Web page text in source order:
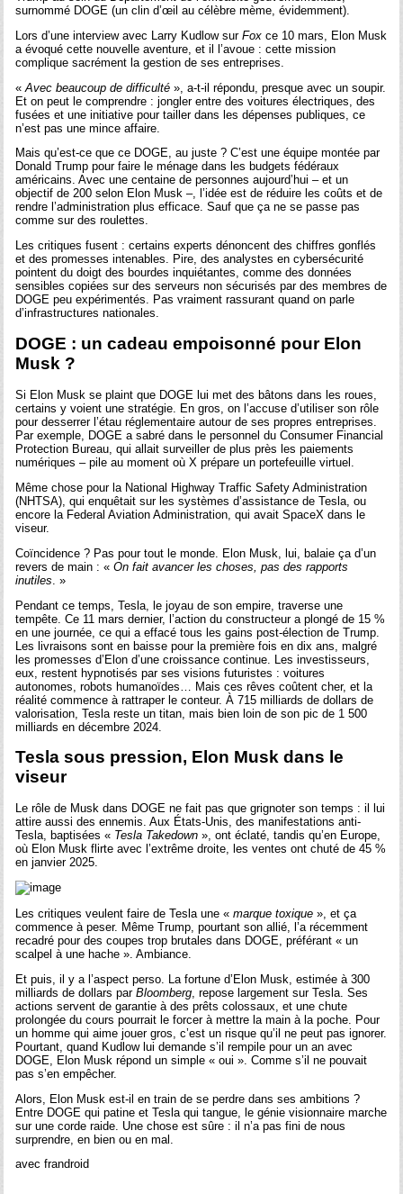
surnommé DOGE (un clin d’œil au célèbre mème, évidemment).
Lors d’une interview avec Larry Kudlow surFox ce 10 mars, Elon Musk
a évoqué cette nouvelle aventure, et il l’avoue : cette mission
complique sacrément la gestion de ses entreprises.
« Avec beaucoup de difficulté », a-t-il répondu, presque avec un soupir.
Et on peut le comprendre : jongler entre des voitures électriques, des
fusées et une initiative pour tailler dans les dépenses publiques, ce
n’est pas une mince affaire.
Mais qu’est-ce que ce DOGE, au juste ? C’est une équipe montée par
Donald Trump pour faire le ménage dans les budgets fédéraux
américains. Avec une centaine de personnes aujourd’hui – et un
objectif de 200 selon Elon Musk –, l’idée est de réduire les coûts et de
rendre l’administration plus efficace. Sauf que ça ne se passe pas
comme sur des roulettes.
Les critiques fusent : certains experts dénoncent des chiffres gonflés
et des promesses intenables. Pire, des analystes en cybersécurité
pointent du doigt des bourdes inquiétantes, comme des données
sensibles copiées sur des serveurs non sécurisés par des membres de
DOGE peu expérimentés. Pas vraiment rassurant quand on parle
d’infrastructures nationales.
DOGE : un cadeau empoisonné pour Elon
Musk ?
Si Elon Musk se plaint que DOGE lui met des bâtons dans les roues,
certains y voient une stratégie. En gros, on l’accuse d’utiliser son rôle
pour desserrer l’étau réglementaire autour de ses propres entreprises.
Par exemple, DOGE a sabré dans le personnel du Consumer Financial
Protection Bureau, qui allait surveiller de plus près les paiements
numériques – pile au moment où X prépare un portefeuille virtuel.
Même chose pour la National Highway Traffic Safety Administration
(NHTSA), qui enquêtait sur les systèmes d’assistance de Tesla, ou
encore la Federal Aviation Administration, qui avait SpaceX dans le
viseur.
Coïncidence ? Pas pour tout le monde. Elon Musk, lui, balaie ça d’un
revers de main : «On fait avancer les choses, pas des rapports
inutiles . »
Pendant ce temps, Tesla, le joyau de son empire, traverse une
tempête. Ce 11 mars dernier, l’action du constructeur a plongé de 15 %
en une journée, ce qui a effacé tous les gains post-élection de Trump.
Les livraisons sont en baisse pour la première fois en dix ans, malgré
les promesses d’Elon d’une croissance continue. Les investisseurs,
eux, restent hypnotisés par ses visions futuristes : voitures
autonomes, robots humanoïdes… Mais ces rêves coûtent cher, et la
réalité commence à rattraper le conteur. À 715 milliards de dollars de
valorisation, Tesla reste un titan, mais bien loin de son pic de 1 500
milliards en décembre 2024.
Tesla sous pression, Elon Musk dans le
viseur
Le rôle de Musk dans DOGE ne fait pas que grignoter son temps : il lui
attire aussi des ennemis. Aux États-Unis, des manifestations anti-
Tesla, baptisées « Tesla Takedown », ont éclaté, tandis qu’en Europe,
où Elon Musk flirte avec l’extrême droite, les ventes ont chuté de 45 %
en janvier 2025.
Les critiques veulent faire de Tesla une «marque toxique», et ça
commence à peser. Même Trump, pourtant son allié, l’a récemment
recadré pour des coupes trop brutales dans DOGE, préférant « un
scalpel à une hache ». Ambiance.
Et puis, il y a l’aspect perso. La fortune d’Elon Musk, estimée à 300
milliards de dollars parBloomberg , repose largement sur Tesla. Ses
actions servent de garantie à des prêts colossaux, et une chute
prolongée du cours pourrait le forcer à mettre la main à la poche. Pour
un homme qui aime jouer gros, c’est un risque qu’il ne peut pas ignorer.
Pourtant, quand Kudlow lui demande s’il rempile pour un an avec
DOGE, Elon Musk répond un simple « oui ». Comme s’il ne pouvait
pas s’en empêcher.
Alors, Elon Musk est-il en train de se perdre dans ses ambitions ?
Entre DOGE qui patine et Tesla qui tangue, le génie visionnaire marche
sur une corde raide. Une chose est sûre : il n’a pas fini de nous
surprendre, en bien ou en mal.
avec frandroid